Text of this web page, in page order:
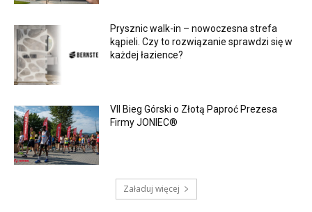
Prysznic walk-in – nowoczesna strefa
kąpieli. Czy to rozwiązanie sprawdzi się w
każdej łazience?
VII Bieg Górski o Złotą Paproć Prezesa
Firmy JONIEC®
Załaduj więcej